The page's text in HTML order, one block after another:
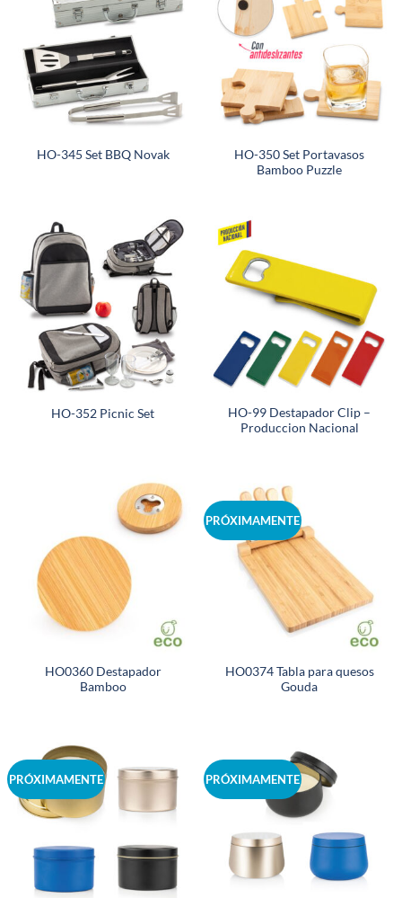
HO-345 Set BBQ Novak
HO-350 Set Portavasos
Bamboo Puzzle
HO-352 Picnic Set
HO-99 Destapador Clip –
Produccion Nacional
HO0360 Destapador
Bamboo
PRÓXIMAMENTE
HO0374 Tabla para quesos
Gouda
PRÓXIMAMENTE PRÓXIMAMENTE